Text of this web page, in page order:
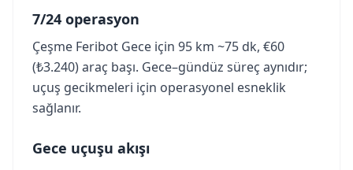
7/24 operasyon
Çeşme Feribot Gece için 95 km ~75 dk, €60
(₺3.240) araç başı. Gece–gündüz süreç aynıdır;
uçuş gecikmeleri için operasyonel esneklik
sağlanır.
Gece uçuşu akışı